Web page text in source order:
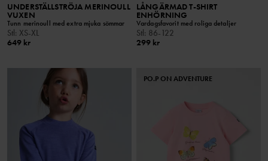
UNDERSTÄLLSTRÖJA MERINOULL
VUXEN
Tunn merinoull med extra mjuka sömmar
Stl: XS-XL
649 kr
LÅNGÄRMAD T-SHIRT
ENHÖRNING
Vardagsfavorit med roliga detaljer
Stl: 86-122
299 kr
PO.P ON ADVENTURE